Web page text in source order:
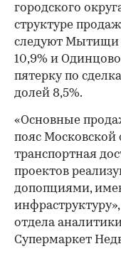
городского
структуре
следуют Мытищи
10,9% и
пятерку по
долей 8,5%.
«Основные
пояс Московской
транспортная
проектов
допопциями,
отдела
Супермаркет